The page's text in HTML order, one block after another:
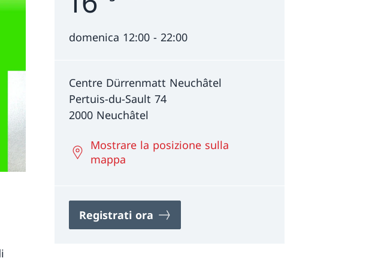
domenica 12:00 - 22:00
Centre Dürrenmatt Neuchâtel
Pertuis-du-Sault 74
2000 Neuchâtel
Mostrare la posizione sulla
mappa
Registrati ora